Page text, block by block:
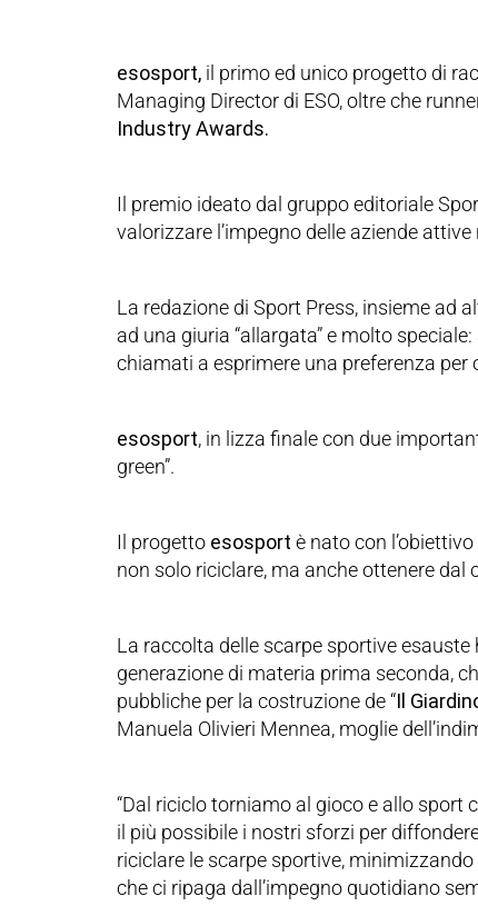
esosport, il primo ed unico progetto di
Managing Director di ESO, oltre che
Industry Awards.
Il premio ideato dal gruppo editoriale
valorizzare l’impegno delle aziende
La redazione di Sport Press, insieme ad
ad una giuria “allargata” e molto
chiamati a esprimere una preferenza per
esosport, in lizza finale con due
green”.
Il progetto esosport è nato con
non solo riciclare, ma anche ottenere
La raccolta delle scarpe sportive
generazione di materia prima seconda,
pubbliche per la costruzione de “Il
Manuela Olivieri Mennea, moglie
“Dal riciclo torniamo al gioco e allo sport
il più possibile i nostri sforzi per
riciclare le scarpe sportive,
che ci ripaga dall’impegno quotidiano